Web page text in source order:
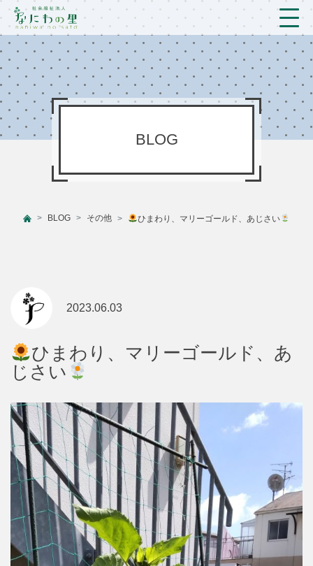
トップ
法人概要/アクセス
こども/相談支援
新着情報
BLOG
BLOG その他 ひまわり、マリーゴールド、あじさい
2023.06.03
ひまわり、マリーゴールド、あ
じさい